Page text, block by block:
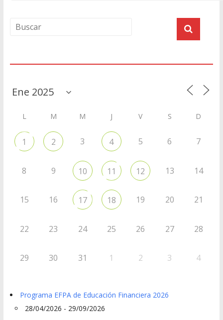
L M M J V S D
1 2 3 4 5 6 7
8 9 10 11 12 13 14
15 16 17 18 19 20 21
22 23 24 25 26 27 28
29 30 31 1 2 3 4
Programa EFPA de Educación Financiera 2026
28/04/2026 - 29/09/2026